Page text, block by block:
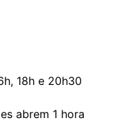
18h e 20h30
abrem 1 hora